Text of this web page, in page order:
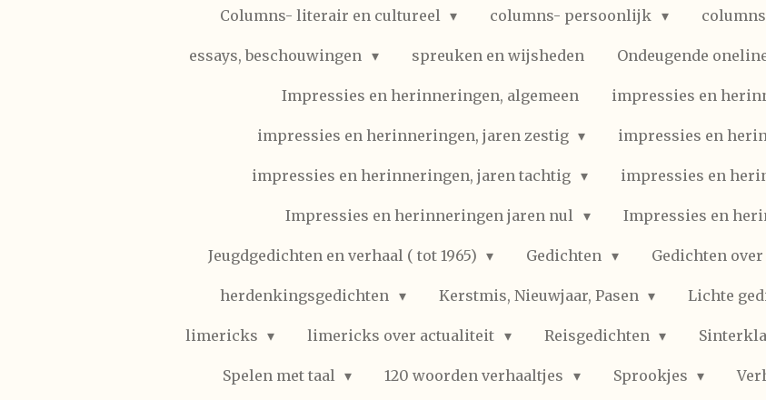
Columns- literair en cultureel columns- persoonlijk
essays, beschouwingen spreuken en wijsheden Ondeugende
Impressies en herinneringen, algemeen impressies en
impressies en herinneringen, jaren zestig impressies en
impressies en herinneringen, jaren tachtig impressies en
Impressies en herinneringen jaren nul Impressies en
Jeugdgedichten en verhaal ( tot 1965) Gedichten Gedichten
herdenkingsgedichten Kerstmis, Nieuwjaar, Pasen Lichte
limericks limericks over actualiteit Reisgedichten
Spelen met taal 120 woorden verhaaltjes Sprookjes